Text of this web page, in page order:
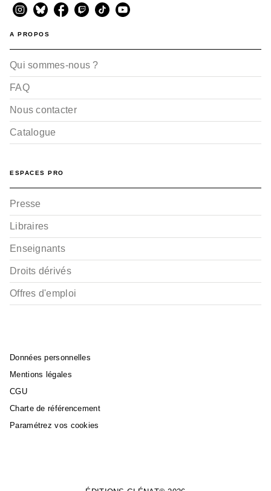
Fabrice Angleraud
26/05/2004
A PROPOS
Qui sommes-nous ?
FAQ
Nous contacter
Catalogue
ESPACES PRO
Presse
Libraires
Enseignants
Droits dérivés
Offres d'emploi
Données personnelles
Mentions légales
CGU
Charte de référencement
Paramétrez vos cookies